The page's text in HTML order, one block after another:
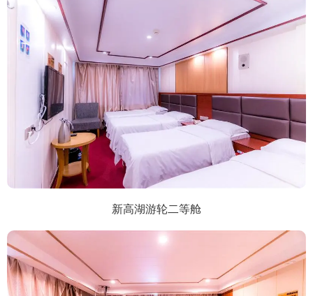
新高湖游轮二等舱